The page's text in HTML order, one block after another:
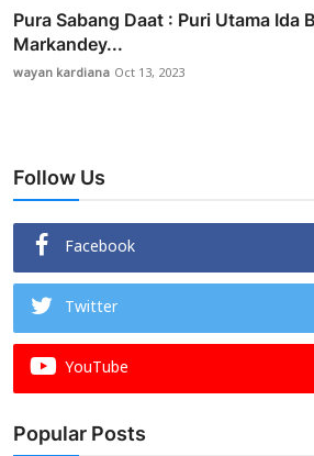
Pura Sabang Daat : Puri Utama Ida
Markandey...
wayan kardiana Oct 13, 2023
Follow Us
Facebook
Twitter
YouTube
Popular Posts